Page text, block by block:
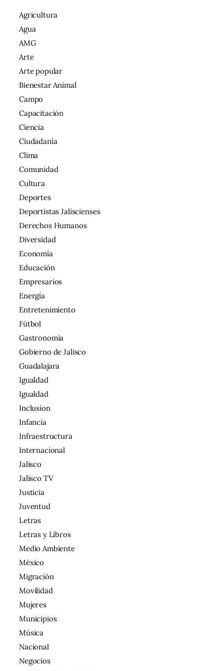
Agricultura
Agua
AMG
Arte
Arte popular
Bienestar Animal
Campo
Capacitación
Ciencia
Ciudadanía
Clima
Comunidad
Cultura
Deportes
Deportistas Jaliscienses
Derechos Humanos
Diversidad
Economía
Educación
Empresarios
Energía
Entretenimiento
Fútbol
Gastronomía
Gobierno de Jalisco
Guadalajara
Igualdad
Igualdad
Inclusion
Infancia
Infraestructura
Internacional
Jalisco
Jalisco TV
Justicia
Juventud
Letras
Letras y Libros
Medio Ambiente
México
Migración
Movilidad
Mujeres
Municipios
Música
Nacional
Negocios